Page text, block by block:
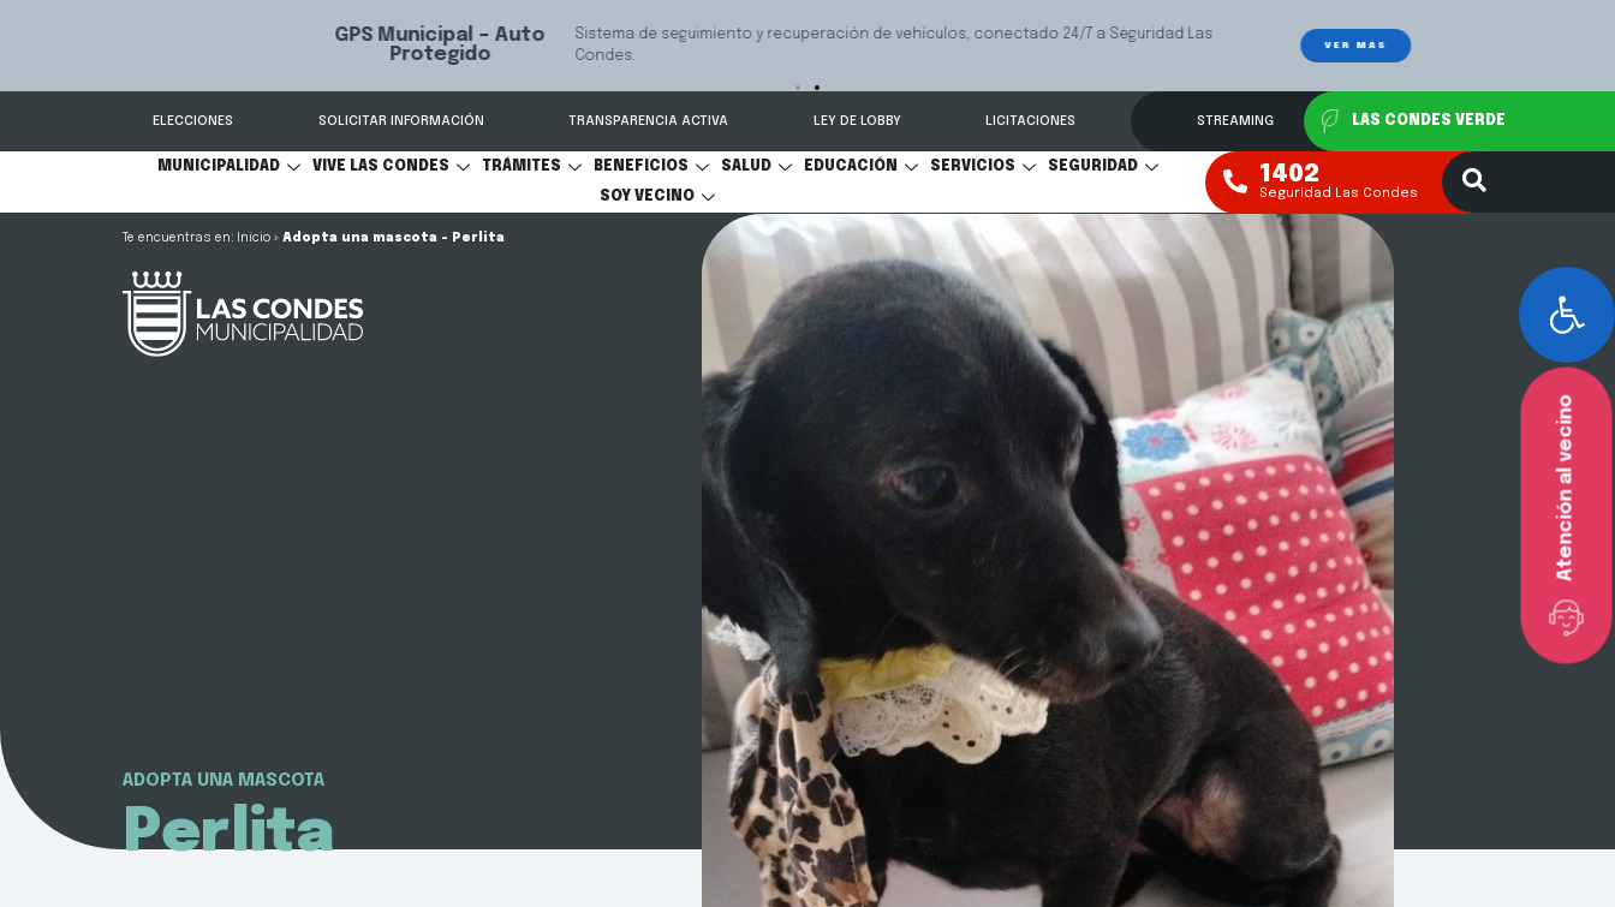
GPS Municipal – Auto
Sistema de seguimiento y recuperación de vehículos, conectado 24/7 a Seguridad Las
Condes.
ELECCIONES SOLICITAR INFORMACIÓN TRANSPARENCIA ACTIVA LEY DE LOBBY LICITACIONES STREAMING LAS CONDES VERDE
MUNICIPALIDAD VIVE LAS CONDES TRÁMITES BENEFICIOS SALUD EDUCACIÓN SERVICIOS SEGURIDAD
SOY VECINO
1402
Seguridad Las Condes
Inicio » Adopta una mascota – Perlita
Atención al vecino
ADOPTA UNA MASCOTA
Perlita